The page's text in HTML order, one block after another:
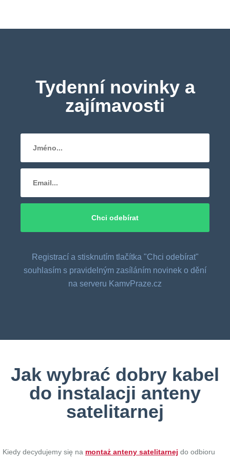
Tydenní novinky a
zajímavosti
Registrací a stisknutím tlačítka "Chci odebírat"
souhlasím s pravidelným zasíláním novinek o dění
na serveru KamvPraze.cz
Jak wybrać dobry kabel
do instalacji anteny
satelitarnej
Kiedy decydujemy się na montaż anteny satelitarnej do odbioru